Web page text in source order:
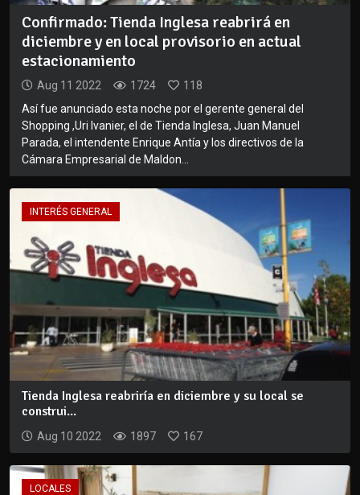
Confirmado: Tienda Inglesa reabrirá en
diciembre y en local provisorio en actual
estacionamiento
Aug 11 2022 1724
118
Así fue anunciado esta noche por el gerente general del
Shopping ,Uri Ivanier, el de Tienda Inglesa, Juan Manuel
Parada, el intendente Enrique Antía y los directivos de la
Cámara Empresarial de Maldon...
INTERÉS GENERAL
Tienda Inglesa reabriría en diciembre y su local se
construi...
Aug 10 2022 1897 167
LOCALES